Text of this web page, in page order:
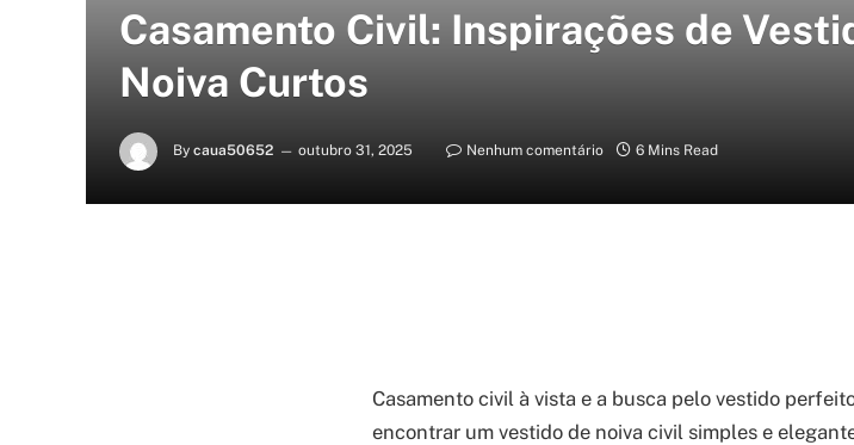
Casamento Civil: Inspirações de
Noiva Curtos
By caua50652 outubro 31, 2025 Nenhum comentário 6 Mins Read
Casamento civil à vista e a busca pelo vestido
encontrar um vestido de noiva civil simples e